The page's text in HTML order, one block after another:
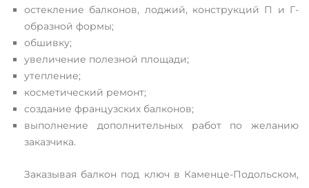
остекление балконов, лоджий, конструкций П и Г-
образной формы;
обшивку;
увеличение полезной площади;
утепление;
косметический ремонт;
создание французских балконов;
выполнение дополнительных работ по желанию
заказчика.
Заказывая балкон под ключ в Каменце-Подольском,